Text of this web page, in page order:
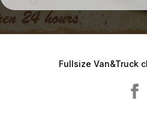
Fullsize Van&Truck